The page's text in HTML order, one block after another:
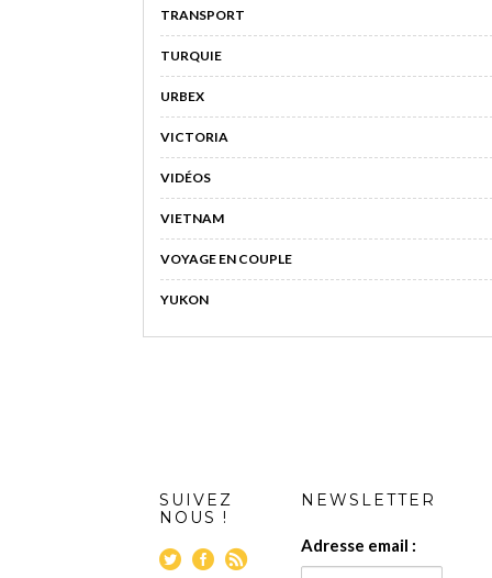
TRANSPORT
TURQUIE
URBEX
VICTORIA
VIDÉOS
VIETNAM
VOYAGE EN COUPLE
YUKON
SUIVEZ
NOUS !
NEWSLETTER
Adresse email :